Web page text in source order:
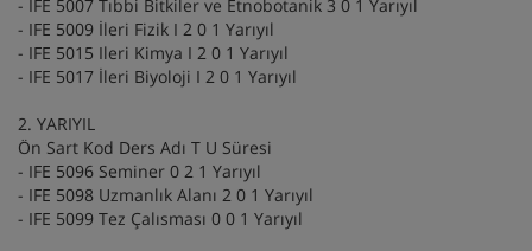
- IFE 5007 Tıbbi Bitkiler ve Etnobotanik 3 0 1 Yarıyıl
- IFE 5009 İleri Fizik I 2 0 1 Yarıyıl
- IFE 5015 Ileri Kimya I 2 0 1 Yarıyıl
- IFE 5017 İleri Biyoloji I 2 0 1 Yarıyıl
2. YARIYIL
Ön Sart Kod Ders Adı T U Süresi
- IFE 5096 Seminer 0 2 1 Yarıyıl
- IFE 5098 Uzmanlık Alanı 2 0 1 Yarıyıl
- IFE 5099 Tez Çalısması 0 0 1 Yarıyıl